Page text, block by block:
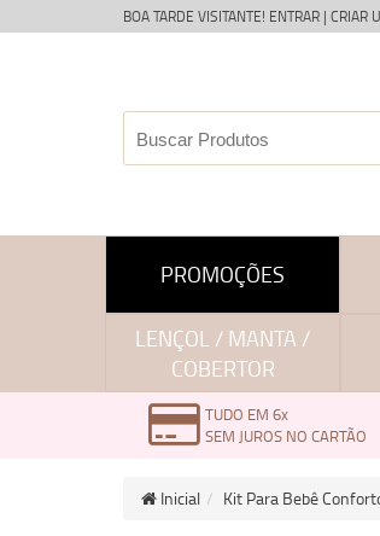
BOA TARDE VISITANTE! ENTRAR | CRIAR
PROMOÇÕES
LENÇOL / MANTA /
COBERTOR
TUDO EM 6x
SEM JUROS NO CARTÃO
Inicial Kit Para Bebê